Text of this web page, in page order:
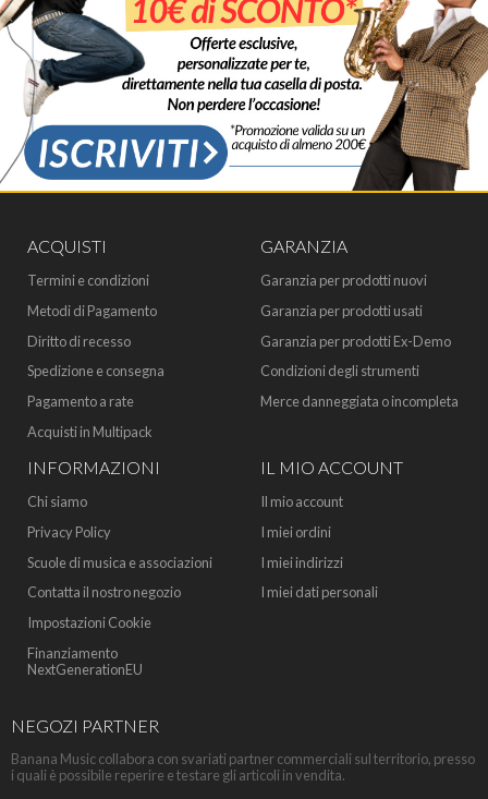
ACQUISTI
Termini e condizioni
Metodi di Pagamento
Diritto di recesso
Spedizione e consegna
Pagamento a rate
Acquisti in Multipack
GARANZIA
Garanzia per prodotti nuovi
Garanzia per prodotti usati
Garanzia per prodotti Ex-Demo
Condizioni degli strumenti
Merce danneggiata o incompleta
INFORMAZIONI
Chi siamo
Privacy Policy
Scuole di musica e associazioni
Contatta il nostro negozio
Impostazioni Cookie
Finanziamento
NextGenerationEU
IL MIO ACCOUNT
Il mio account
I miei ordini
I miei indirizzi
I miei dati personali
NEGOZI PARTNER
Banana Music collabora con svariati partner commerciali sul territorio, presso
i quali è possibile reperire e testare gli articoli in vendita.